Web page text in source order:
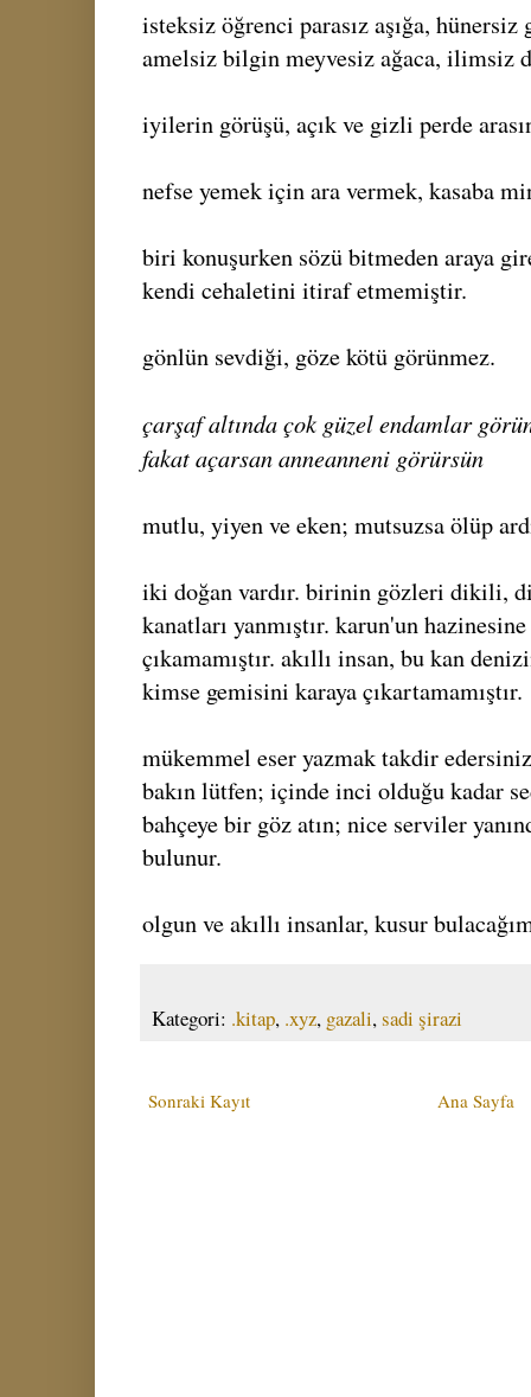
isteksiz öğrenci parasız aşığa, hünersiz
amelsiz bilgin meyvesiz ağaca, ilimsiz
iyilerin görüşü, açık ve gizli perde
nefse yemek için ara vermek, kasaba
biri konuşurken sözü bitmeden araya
kendi cehaletini itiraf etmemiştir.
gönlün sevdiği, göze kötü görünmez.
çarşaf altında çok güzel endamlar
fakat açarsan anneanneni görürsün
mutlu, yiyen ve eken; mutsuzsa ölüp
iki doğan vardır. birinin gözleri dikili,
kanatları yanmıştır. karun'un
çıkamamıştır. akıllı insan, bu kan
kimse gemisini karaya çıkartamamıştır.
mükemmel eser yazmak takdir
bakın lütfen; içinde inci olduğu kadar
bahçeye bir göz atın; nice serviler
bulunur.
olgun ve akıllı insanlar, kusur
Kategori: .kitap, .xyz, gazali,sadi şirazi
Sonraki Kayıt Ana Sayfa